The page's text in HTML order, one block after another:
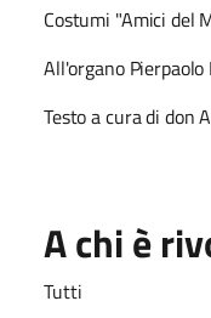
Costumi "Amici del
All'organo Pierpaolo
Testo a cura di don
A chi è
Tutti